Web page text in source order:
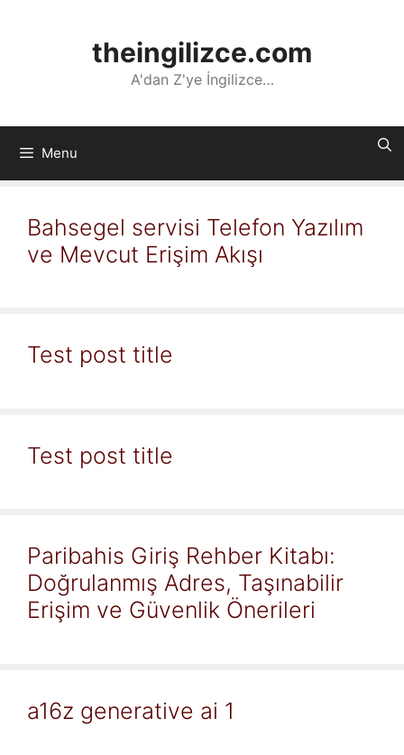
theingilizce.com
A'dan Z'ye İngilizce…
Menu
Bahsegel servisi Telefon Yazılım
ve Mevcut Erişim Akışı
Test post title
Test post title
Paribahis Giriş Rehber Kitabı:
Doğrulanmış Adres, Taşınabilir
Erişim ve Güvenlik Önerileri
a16z generative ai 1